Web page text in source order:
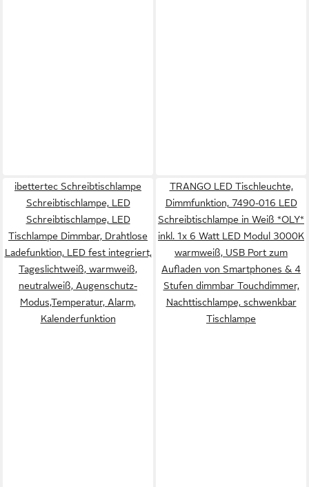
ibettertec Schreibtischlampe
Schreibtischlampe, LED
Schreibtischlampe, LED
Tischlampe Dimmbar, Drahtlose
Ladefunktion, LED fest integriert,
Tageslichtweiß, warmweiß,
neutralweiß, Augenschutz-
Modus,Temperatur, Alarm,
Kalenderfunktion
TRANGO LED Tischleuchte,
Dimmfunktion, 7490-016 LED
Schreibtischlampe in Weiß *OLY*
inkl. 1x 6 Watt LED Modul 3000K
warmweiß, USB Port zum
Aufladen von Smartphones & 4
Stufen dimmbar Touchdimmer,
Nachttischlampe, schwenkbar
Tischlampe